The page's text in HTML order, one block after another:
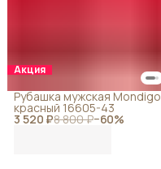
Акция
3 520 ₽8 800 ₽−60%
Рубашка мужская Mondigo
красный 16605-43